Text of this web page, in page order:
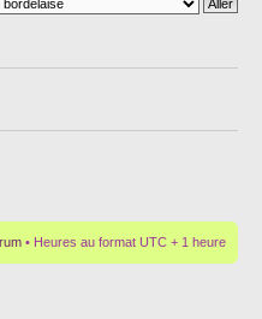
• Heures au format UTC + 1 heure